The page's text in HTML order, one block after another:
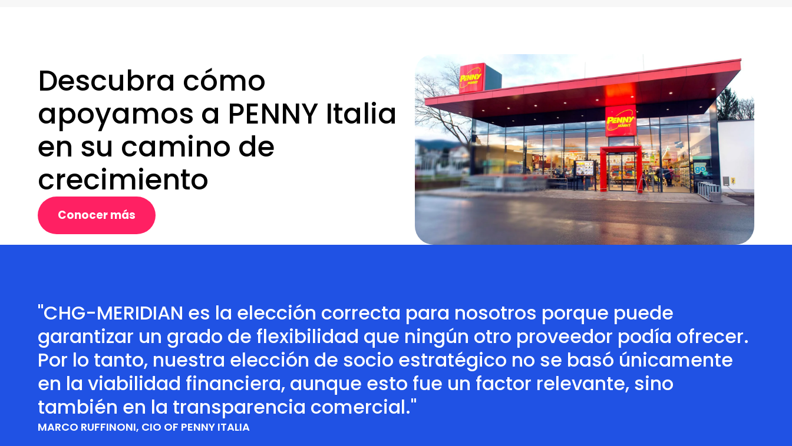
Descubra cómo
apoyamos a PENNY Italia
en su camino de
crecimiento
Conocer más
"CHG-MERIDIAN es la elección correcta para nosotros porque puede
garantizar un grado de flexibilidad que ningún otro proveedor podía ofrecer.
Por lo tanto, nuestra elección de socio estratégico no se basó únicamente
en la viabilidad financiera, aunque esto fue un factor relevante, sino
también en la transparencia comercial."
MARCO RUFFINONI, CIO OF PENNY ITALIA